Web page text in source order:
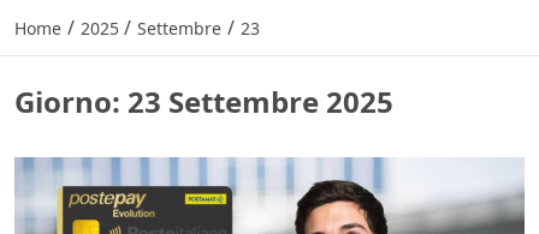
Home / 2025 / Settembre / 23
Giorno: 23 Settembre 2025